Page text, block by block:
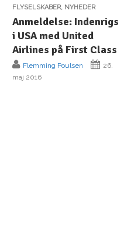
FLYSELSKABER, NYHEDER
Anmeldelse: Indenrigs
i USA med United
Airlines på First Class
Flemming Poulsen
26.
maj 2016